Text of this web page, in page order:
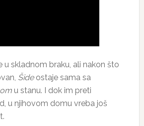
u skladnom braku, ali nakon što
Šideostaje sama sa
u stanu. I dok im preti
u njihovom domu vreba još